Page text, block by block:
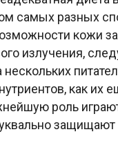
самых разных
кожи
излучения,
нескольких
как их
роль